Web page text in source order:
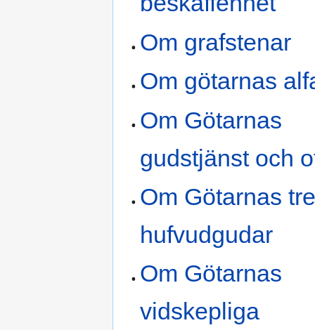
Om grafstenar
Om götarnas
Om Götarnas
gudstjänst och
Om Götarnas
hufvudgudar
Om Götarnas
vidskepliga